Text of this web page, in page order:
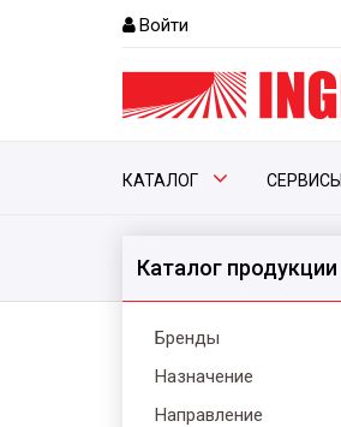
Войти
КАТАЛОГ СЕРВИСЫ
Каталог продукции
Бренды
Назначение
Направление